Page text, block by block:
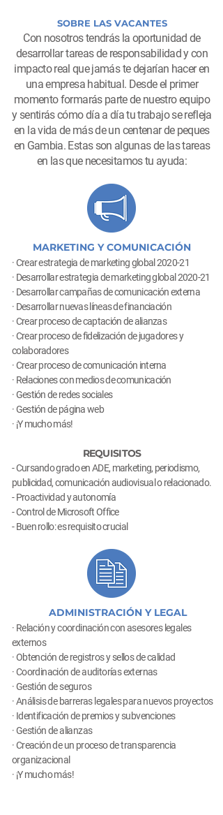
SOBRE LAS VACANTES
Con nosotros tendrás la oportunidad de
desarrollar tareas de responsabilidad y con
impacto real que jamás te dejarían hacer en
una empresa habitual. Desde el primer
momento formarás parte de nuestro equipo
y sentirás cómo día a día tu trabajo se refleja
en la vida de más de un centenar de peques
en Gambia. Estas son algunas de las tareas
en las que necesitamos tu ayuda:
MARKETING Y COMUNICACIÓN
· Crear estrategia de marketing global 2020-21
· Desarrollar estrategia de marketing global 2020-21
· Desarrollar campañas de comunicación externa
· Desarrollar nuevas líneas de financiación
· Crear proceso de captación de alianzas
· Crear proceso de fidelización de jugadores y
colaboradores
· Crear proceso de comunicación interna
· Relaciones con medios de comunicación
· Gestión de redes sociales
· Gestión de página web
· ¡Y mucho más!
REQUISITOS
- Cursando grado en ADE, marketing, periodismo,
publicidad, comunicación audiovisual o relacionado.
- Proactividad y autonomía
- Control de Microsoft Office
- Buen rollo: es requisito crucial
ADMINISTRACIÓN Y LEGAL
· Relación y coordinación con asesores legales
externos
· Obtención de registros y sellos de calidad
· Coordinación de auditorías externas
· Gestión de seguros
· Análisis de barreras legales para nuevos proyectos
· Identificación de premios y subvenciones
· Gestión de alianzas
· Creación de un proceso de transparencia
organizacional
· ¡Y mucho más!